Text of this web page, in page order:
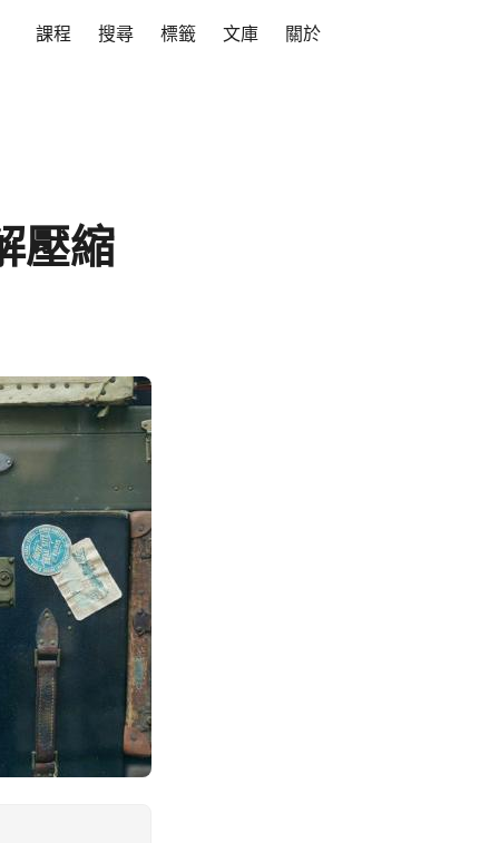
課程 搜尋 標籤 文庫 關於
壓縮